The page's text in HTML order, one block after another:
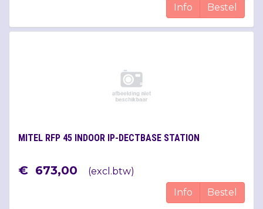
Info
Bestel
MITEL RFP 45 INDOOR IP-DECTBASE STATION
€ 673,00 (excl.btw)
Info
Bestel